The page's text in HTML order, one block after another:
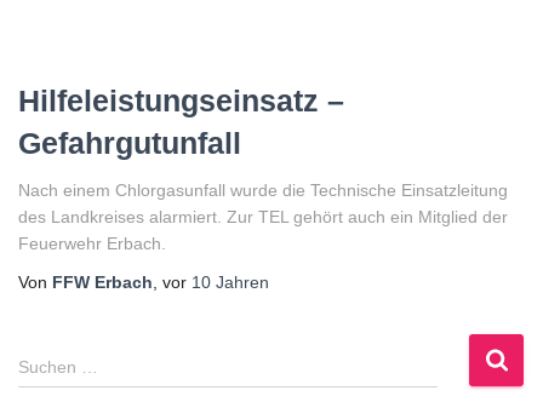
Hilfeleistungseinsatz –
Gefahrgutunfall
Nach einem Chlorgasunfall wurde die Technische Einsatzleitung
des Landkreises alarmiert. Zur TEL gehört auch ein Mitglied der
Feuerwehr Erbach.
Von FFW Erbach , vor 10 Jahren
S
u
Suchen …